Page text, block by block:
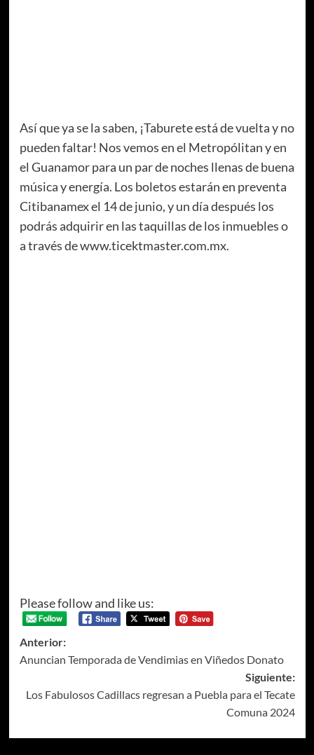
Así que ya se la saben, ¡Taburete está de vuelta y no
pueden faltar! Nos vemos en el Metropólitan y en
el Guanamor para un par de noches llenas de buena
música y energía. Los boletos estarán en preventa
Citibanamex el 14 de junio, y un día después los
podrás adquirir en las taquillas de los inmuebles o
a través de www.ticektmaster.com.mx.
Please follow and like us:
Anterior:
Anuncian Temporada de Vendimias en Viñedos Donato
Siguiente:
Los Fabulosos Cadillacs regresan a Puebla para el Tecate
Comuna 2024